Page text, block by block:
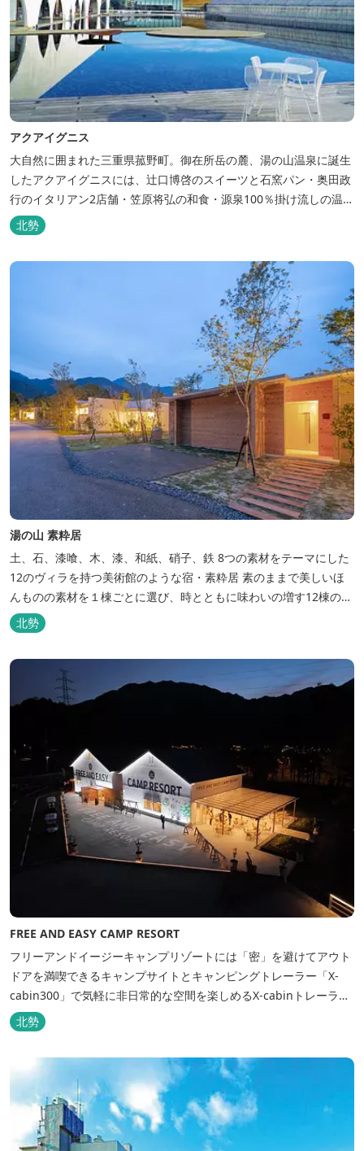
アクアイグニス
大自然に囲まれた三重県菰野町。御在所岳の麓、湯の山温泉に誕生
したアクアイグニスには、辻󠄀口博啓のスイーツと石窯パン・奥田政
行のイタリアン2店舗・笠原将弘の和食・源泉100％掛け流しの温
泉・宿泊棟・離れ宿・苺ハウス・ギャラリーなど、様々な『癒し』
と『食』が集結しております。 【『癒し』の追求 】 ◆源泉100%
掛け流し「片岡温泉」 片岡温泉は、地下1,200ｍより湯口で約42℃
北勢
湯の山 素粋居
土、石、漆喰、木、漆、和紙、硝子、鉄 8つの素材をテーマにした
12のヴィラを持つ美術館のような宿・素粋居 素のままで美しいほ
んものの素材を１棟ごとに選び、時とともに味わいの増す12棟のヴ
ィラをつくりました。現代美術・工芸・古美術・アンティークをし
つらえた空間は、 とびきり居心地が良い美術館のよう。次はあのヴ
ィラで素材とアートに触れたい。 そんな滞在の楽しみが広がりま
す。 「そ...
北勢
FREE AND EASY CAMP RESORT
フリーアンドイージーキャンプリゾートには「密」を避けてアウト
ドアを満喫できるキャンプサイトとキャンピングトレーラー「X-
cabin300」で気軽に非日常的な空間を楽しめるX-cabinトレーラー
サイト、日帰り手ぶらBBQやドッグラン・ドッグサロン、貸切サウ
ナ施設などを完備、キャンプしながら併設している片岡温泉「アク
北勢